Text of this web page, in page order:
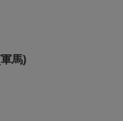
馬)